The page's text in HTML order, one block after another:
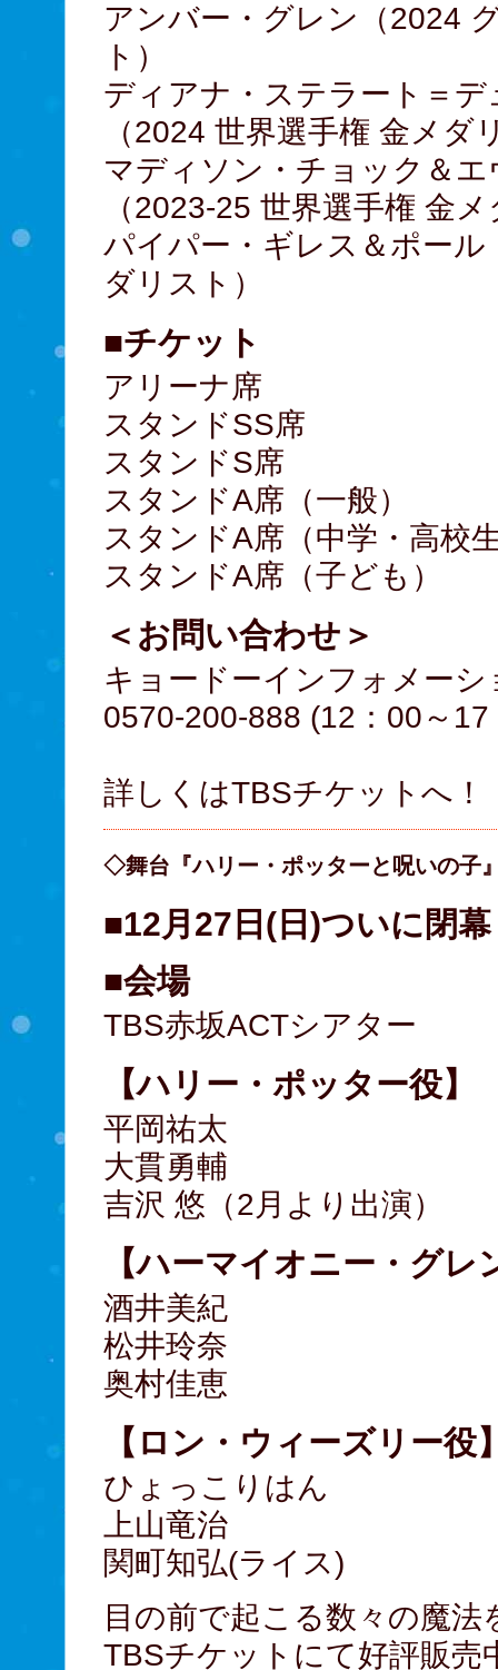
アンバー・グレン（2024
ト）
ディアナ・ステラート＝
（2024 世界選手権 金メダ
マディソン・チョック＆
（2023-25 世界選手権 金
パイパー・ギレス＆ポー
ダリスト）
■チケット
アリーナ席
スタンドSS席
スタンドS席
スタンドA席（一般
スタンドA席（中学・高
スタンドA席（子ど
＜お問い合わせ＞
キョードーインフォメーシ
0570-200-888 (12：00～
詳しくはTBSチケットへ！
◇舞台『ハリー・ポッターと呪いの子
■12月27日(日)ついに閉幕
■会場
TBS赤坂ACTシアター
【ハリー・ポッター役】
平岡祐太
大貫勇輔
吉沢 悠（2月より出演）
【ハーマイオニー・グレ
酒井美紀
松井玲奈
奥村佳恵
【ロン・ウィーズリー役
ひょっこりはん
上山竜治
関町知弘(ライス)
目の前で起こる数々の魔
TBSチケットにて好評販売